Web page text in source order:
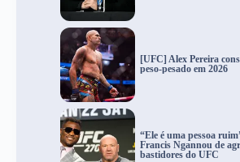
[UFC] Alex Pereira
peso-pesado em 2026
“Ele é uma pessoa
Francis Ngannou de
bastidores do UFC